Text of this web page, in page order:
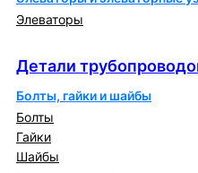
Элеваторы
Детали
Болты, гайки и шайбы
Болты
Гайки
Шайбы